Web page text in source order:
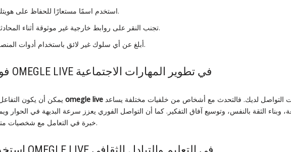
استخدم اسمًا مستعارًا للحفاظ على هويتك.
تجنب النقر على روابط خارجية غير موثوقة أثناء المحادثة.
أبلغ عن أي سلوك غير لائق باستخدام أدوات المنصة.
فوائد OMEGLE LIVE في تطوير المهارات الاجتماعية
omegle liveفرصة رائعة لتطوير مهارات التواصل لديك. فالتحدث مع أشخاص من خلفيات مختلفة يساعد
وبناء الثقة بالنفس، وتوسيع آفاق التفكير. كما أن التواصل الفوري يعزز سرعة البديهة في الحوار
خبرة في التعامل مع شخصيات متنوعة.